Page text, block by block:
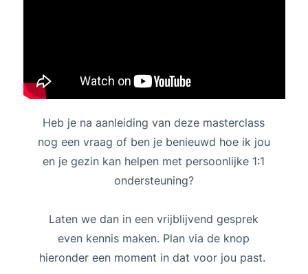
Heb je na aanleiding van deze masterclass
nog een vraag of ben je benieuwd hoe ik jou
en je gezin kan helpen met persoonlijke 1:1
ondersteuning?
Laten we dan in een vrijblijvend gesprek
even kennis maken. Plan via de knop
hieronder een moment in dat voor jou past.